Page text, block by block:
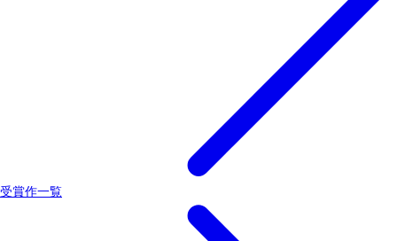
受賞作一覧